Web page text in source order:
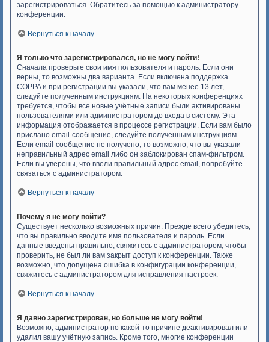
зарегистрироваться. Обратитесь за помощью к администратору
конференции.
Вернуться к началу
Я только что зарегистрировался, но не могу войти!
Сначала проверьте свои имя пользователя и пароль. Если они
верны, то возможны два варианта. Если включена поддержка
COPPA и при регистрации вы указали, что вам менее 13 лет,
следуйте полученным инструкциям. На некоторых конференциях
требуется, чтобы все новые учётные записи были активированы
пользователями или администратором до входа в систему. Эта
информация отображается в процессе регистрации. Если вам было
прислано email-сообщение, следуйте полученным инструкциям.
Если email-сообщение не получено, то возможно, что вы указали
неправильный адрес email либо он заблокирован спам-фильтром.
Если вы уверены, что ввели правильный адрес email, попробуйте
связаться с администратором.
Вернуться к началу
Почему я не могу войти?
Существует несколько возможных причин. Прежде всего убедитесь,
что вы правильно вводите имя пользователя и пароль. Если
данные введены правильно, свяжитесь с администратором, чтобы
проверить, не был ли вам закрыт доступ к конференции. Также
возможно, что допущена ошибка в конфигурации конференции,
свяжитесь с администратором для исправления настроек.
Вернуться к началу
Я давно зарегистрирован, но больше не могу войти!
Возможно, администратор по какой-то причине деактивировал или
удалил вашу учётную запись. Кроме того, многие конференции